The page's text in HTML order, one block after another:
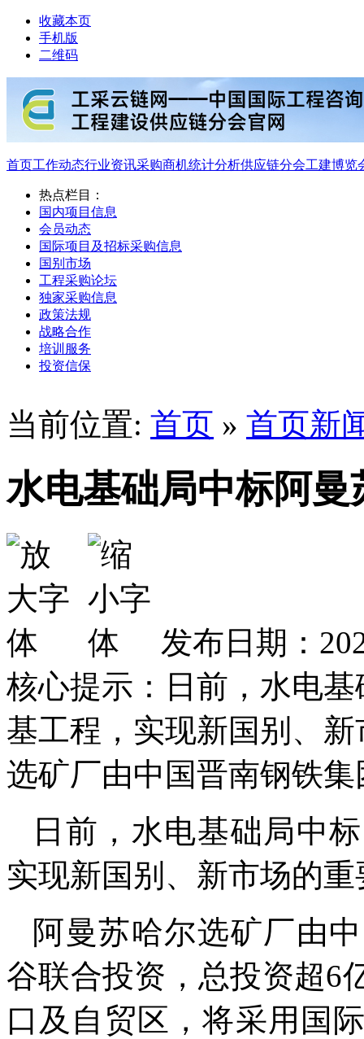
收藏本页
手机版
二维码
首页工作动态行业资讯采购商机统计分析供应链分会工建博览
热点栏目：
国内项目信息
会员动态
国际项目及招标采购信息
国别市场
工程采购论坛
独家采购信息
政策法规
战略合作
培训服务
投资信保
当前位置: 首页 » 首页新
水电基础局中标阿
发布日期：
核心提示：日前，水电
基工程，实现新国别、
选矿厂由中国晋南钢铁
日前，水电基础局中
实现新国别、新市场的
阿曼苏哈尔选矿厂由
谷联合投资，总投资超6
口及自贸区，将采用国